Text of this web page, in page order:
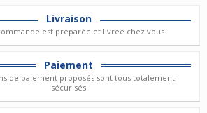
Livraison
est preparée et livrée chez vous
Paiement
de paiement proposés sont tous totalement
sécurisés